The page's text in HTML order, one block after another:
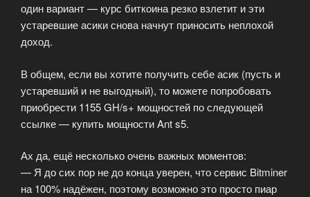
один вариант — курс биткоина резко взлетит и эти
устаревшие асики снова начнут приносить неплохой
доход.
В общем, если вы хотите получить себе асик (пусть и
устаревший и не выгодный), то можете попробовать
приобрести 1155 GH/s+ мощностей по следующей
ссылке — купить мощности Ant s5.
Ах да, ещё несколько очень важных моментов:
— Я до сих пор не до конца уверен, что сервис Bitminer
на 100% надёжен, поэтому возможно это просто пиар